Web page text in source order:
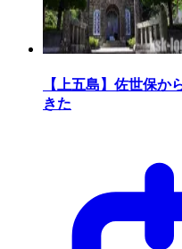
【上五島】佐世保か
きた